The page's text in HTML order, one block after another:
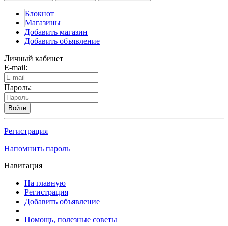
Блокнот
Магазины
Добавить магазин
Добавить объявление
Личный кабинет
E-mail:
Пароль:
Войти
Регистрация
Напомнить пароль
Навигация
На главную
Регистрация
Добавить объявление
Помощь, полезные советы